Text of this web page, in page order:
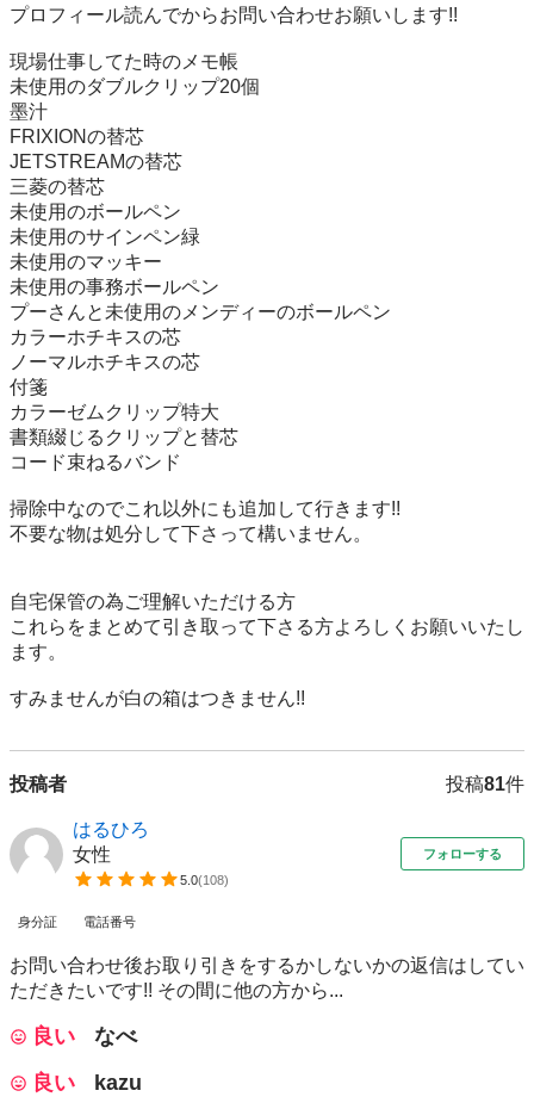
プロフィール読んでからお問い合わせお願いします!!
現場仕事してた時のメモ帳
未使用のダブルクリップ20個
墨汁
FRIXIONの替芯
JETSTREAMの替芯
三菱の替芯
未使用のボールペン
未使用のサインペン緑
未使用のマッキー
未使用の事務ボールペン
プーさんと未使用のメンディーのボールペン
カラーホチキスの芯
ノーマルホチキスの芯
付箋
カラーゼムクリップ特大
書類綴じるクリップと替芯
コード束ねるバンド
掃除中なのでこれ以外にも追加して行きます!!
不要な物は処分して下さって構いません。
自宅保管の為ご理解いただける方
これらをまとめて引き取って下さる方よろしくお願いいたし
ます。
投稿者 投稿81件
はるひろ
女性
5.0(108)
フォローする
身分証 電話番号
お問い合わせ後お取り引きをするかしないかの返信はしてい
ただきたいです!! その間に他の方から...
良い
なべ
良い
kazu